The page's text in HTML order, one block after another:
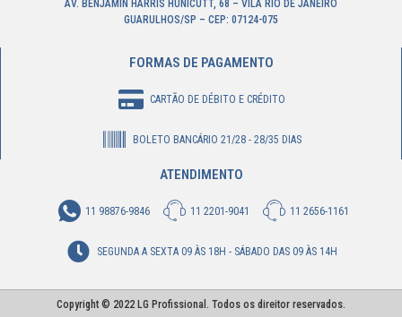
AV. BENJAMIN HARRIS HUNICUTT, 68 – VILA RIO DE JANEIRO
GUARULHOS/SP – CEP: 07124-075
FORMAS DE PAGAMENTO
CARTÃO DE DÉBITO E CRÉDITO
BOLETO BANCÁRIO 21/28 - 28/35 DIAS
ATENDIMENTO
11 98876-9846 11 2201-9041 11 2656-1161
SEGUNDA A SEXTA 09 ÀS 18H - SÁBADO DAS 09 ÀS 14H
Copyright © 2022 LG Profissional. Todos os direitor reservados.